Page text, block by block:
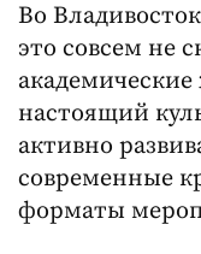
Во
это совсем не
настоящий
активно
современные
форматы